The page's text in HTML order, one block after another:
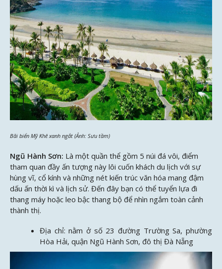
Bãi biển Mỹ Khê xanh ngắt (Ảnh: Sưu tầm)
Ngũ Hành Sơn: Là một quần thể gồm 5 núi đá vôi, điểm
tham quan đầy ấn tượng này lôi cuốn khách du lịch với sự
hùng vĩ, cổ kính và những nét kiến trúc văn hóa mang đậm
dấu ấn thời kì và lịch sử. Đến đây bạn có thể tuyển lựa đi
thang máy hoặc leo bậc thang bộ để nhìn ngắm toàn cảnh
thành thị.
Địa chỉ: nằm ở số 23 đường Trường Sa, phường
Hòa Hải, quận Ngũ Hành Sơn, đô thị Đà Nẵng